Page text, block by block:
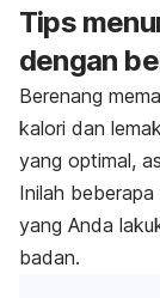
Tips
dengan
Berenang
kalori dan
yang optimal,
Inilah
yang Anda
badan.